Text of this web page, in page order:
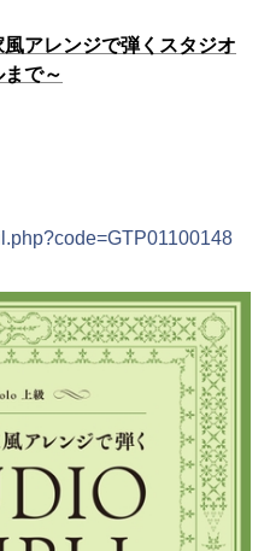
アレンジで弾くスタジオ
で～